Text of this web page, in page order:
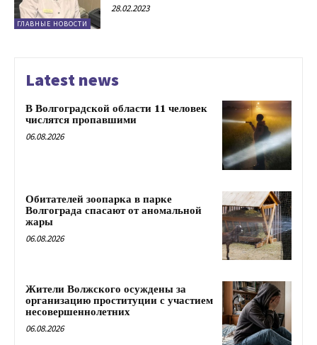
ГЛАВНЫЕ НОВОСТИ
28.02.2023
Latest news
В Волгоградской области 11 человек
числятся пропавшими
06.08.2026
Обитателей зоопарка в парке
Волгограда спасают от аномальной
жары
06.08.2026
Жители Волжского осуждены за
организацию проституции с участием
несовершеннолетних
06.08.2026